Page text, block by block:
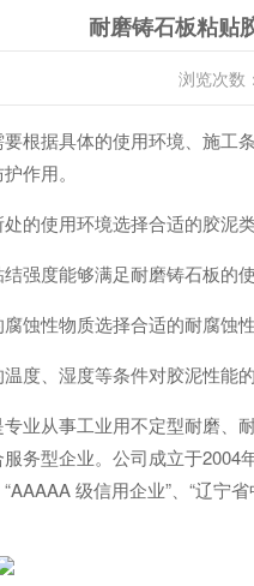
耐磨铸石板粘贴
浏览次数
根据具体的使用环境、施
作用。
的使用环境选择合适的胶泥
强度能够满足耐磨铸石板的
蚀性物质选择合适的耐腐蚀
度、湿度等条件对胶泥性能
业从事工业用不定型耐磨、
务型企业。公司成立于2004
级信用企业”、“辽宁